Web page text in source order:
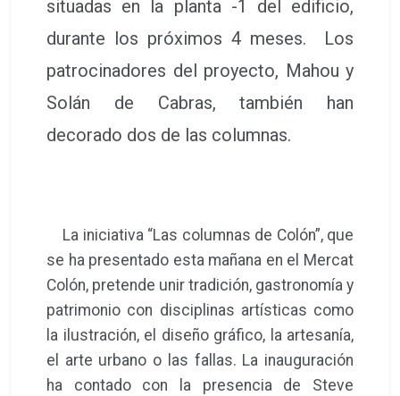
situadas en la planta -1 del edificio,
durante los próximos 4 meses. Los
patrocinadores del proyecto, Mahou y
Solán de Cabras, también han
decorado dos de las columnas.
La iniciativa “Las columnas de Colón”, que
se ha presentado esta mañana en el Mercat
Colón, pretende unir tradición, gastronomía y
patrimonio con disciplinas artísticas como
la ilustración, el diseño gráfico, la artesanía,
el arte urbano o las fallas. La inauguración
ha contado con la presencia de Steve